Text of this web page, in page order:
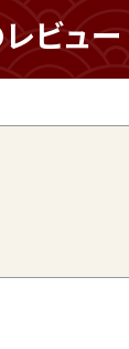
ビュー